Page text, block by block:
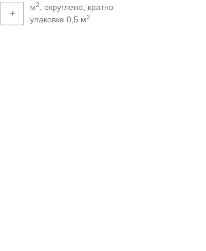
м2, округлено, кратно
упаковке 0,5 м2